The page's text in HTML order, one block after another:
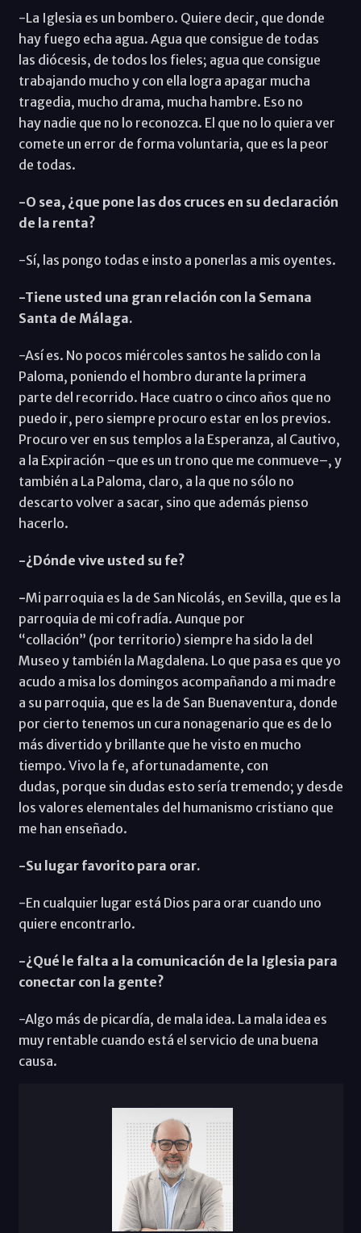
-La Iglesia es un bombero. Quiere decir, que donde
hay fuego echa agua. Agua que consigue de todas
las diócesis, de todos los fieles; agua que consigue
trabajando mucho y con ella logra apagar mucha
tragedia, mucho drama, mucha hambre. Eso no
hay nadie que no lo reconozca. El que no lo quiera ver
comete un error de forma voluntaria, que es la peor
de todas.
-O sea, ¿que pone las dos cruces en su declaración
de la renta?
-Sí, las pongo todas e insto a ponerlas a mis oyentes.
-Tiene usted una gran relación con la Semana
Santa de Málaga.
-Así es. No pocos miércoles santos he salido con la
Paloma, poniendo el hombro durante la primera
parte del recorrido. Hace cuatro o cinco años que no
puedo ir, pero siempre procuro estar en los previos.
Procuro ver en sus templos a la Esperanza, al Cautivo,
a la Expiración –que es un trono que me conmueve–, y
también a La Paloma, claro, a la que no sólo no
descarto volver a sacar, sino que además pienso
hacerlo.
-¿Dónde vive usted su fe?
-Mi parroquia es la de San Nicolás, en Sevilla, que es la
parroquia de mi cofradía. Aunque por
“collación” (por territorio) siempre ha sido la del
Museo y también la Magdalena. Lo que pasa es que yo
acudo a misa los domingos acompañando a mi madre
a su parroquia, que es la de San Buenaventura, donde
por cierto tenemos un cura nonagenario que es de lo
más divertido y brillante que he visto en mucho
tiempo. Vivo la fe, afortunadamente, con
dudas, porque sin dudas esto sería tremendo; y desde
los valores elementales del humanismo cristiano que
me han enseñado.
-Su lugar favorito para orar.
-En cualquier lugar está Dios para orar cuando uno
quiere encontrarlo.
-¿Qué le falta a la comunicación de la Iglesia para
conectar con la gente?
-Algo más de picardía, de mala idea. La mala idea es
muy rentable cuando está el servicio de una buena
causa.